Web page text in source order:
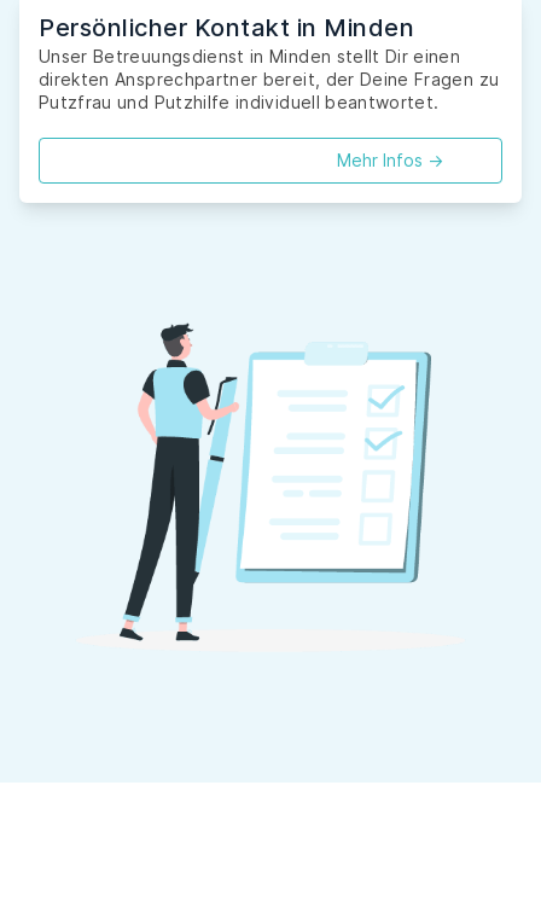
Persönlicher Kontakt in Minden
Unser Betreuungsdienst in Minden stellt Dir einen
direkten Ansprechpartner bereit, der Deine Fragen zu
Putzfrau und Putzhilfe individuell beantwortet.
Mehr Infos ->